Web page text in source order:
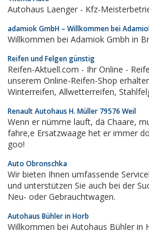
Autohaus Laenger - Kfz-
adamiok GmbH – Willkommen bei
Willkommen bei Adamiok Gmbh in
Reifen und Felgen günstig
Reifen-Aktuell.com - Ihr Online - Reifen - Portal im Internet -In
unserem Online-Reifen-Shop
Winterreifen, Allwetterreifen, Stahlfelgen, Alufelgen und
Transporter und LKW,
Renault Autohaus H. Müller 79576 Weil
Wenn er nümme lauft, dä Chaare, muesch zum Müller uf Haltige
fahre,e Ersatzwaage het er immer do, besser chas dr doch
goo!
Auto Obronschka
Wir bieten Ihnen umfassende
und unterstützen Sie auch bei der
Neu- oder Gebrauchtwagen.
Autohaus Bühler in Horb
Willkommen bei Autohaus Bühler in